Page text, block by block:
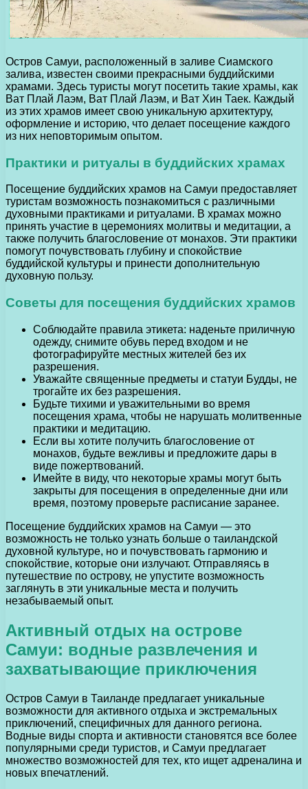
Остров Самуи, расположенный в заливе Сиамского
залива, известен своими прекрасными буддийскими
храмами. Здесь туристы могут посетить такие храмы, как
Ват Плай Лаэм, Ват Плай Лаэм, и Ват Хин Таек. Каждый
из этих храмов имеет свою уникальную архитектуру,
оформление и историю, что делает посещение каждого
из них неповторимым опытом.
Практики и ритуалы в буддийских храмах
Посещение буддийских храмов на Самуи предоставляет
туристам возможность познакомиться с различными
духовными практиками и ритуалами. В храмах можно
принять участие в церемониях молитвы и медитации, а
также получить благословение от монахов. Эти практики
помогут почувствовать глубину и спокойствие
буддийской культуры и принести дополнительную
духовную пользу.
Советы для посещения буддийских храмов
Соблюдайте правила этикета: наденьте приличную
одежду, снимите обувь перед входом и не
фотографируйте местных жителей без их
разрешения.
Уважайте священные предметы и статуи Будды, не
трогайте их без разрешения.
Будьте тихими и уважительными во время
посещения храма, чтобы не нарушать молитвенные
практики и медитацию.
Если вы хотите получить благословение от
монахов, будьте вежливы и предложите дары в
виде пожертвований.
Имейте в виду, что некоторые храмы могут быть
закрыты для посещения в определенные дни или
время, поэтому проверьте расписание заранее.
Посещение буддийских храмов на Самуи — это
возможность не только узнать больше о таиландской
духовной культуре, но и почувствовать гармонию и
спокойствие, которые они излучают. Отправляясь в
путешествие по острову, не упустите возможность
заглянуть в эти уникальные места и получить
незабываемый опыт.
Активный отдых на острове
Самуи: водные развлечения и
захватывающие приключения
Остров Самуи в Таиланде предлагает уникальные
возможности для активного отдыха и экстремальных
приключений, специфичных для данного региона.
Водные виды спорта и активности становятся все более
популярными среди туристов, и Самуи предлагает
множество возможностей для тех, кто ищет адреналина и
новых впечатлений.